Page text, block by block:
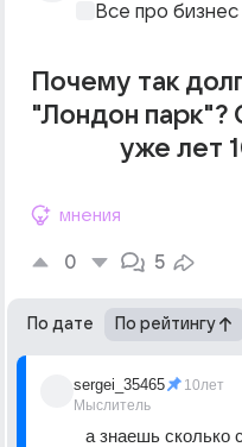
Все про бизнес
Почему так
"Лондон парк"?
уже лет
мнения
0 5
По дате По рейтингу
sergei_35465
Мыслитель
10лет
а знаешь сколько